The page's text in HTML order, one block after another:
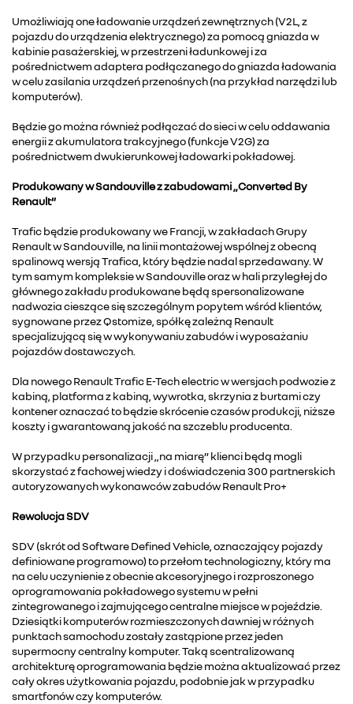
Umożliwiają one ładowanie urządzeń zewnętrznych (V2L, z
pojazdu do urządzenia elektrycznego) za pomocą gniazda w
kabinie pasażerskiej, w przestrzeni ładunkowej i za
pośrednictwem adaptera podłączanego do gniazda ładowania
w celu zasilania urządzeń przenośnych (na przykład narzędzi lub
komputerów).
Będzie go można również podłączać do sieci w celu oddawania
energii z akumulatora trakcyjnego (funkcje V2G) za
pośrednictwem dwukierunkowej ładowarki pokładowej.
Produkowany w Sandouville z zabudowami „Converted By
Renault”
Trafic będzie produkowany we Francji, w zakładach Grupy
Renault w Sandouville, na linii montażowej wspólnej z obecną
spalinową wersją Trafica, który będzie nadal sprzedawany. W
tym samym kompleksie w Sandouville oraz w hali przyległej do
głównego zakładu produkowane będą spersonalizowane
nadwozia cieszące się szczególnym popytem wśród klientów,
sygnowane przez Qstomize, spółkę zależną Renault
specjalizującą się w wykonywaniu zabudów i wyposażaniu
pojazdów dostawczych.
Dla nowego Renault Trafic E-Tech electric w wersjach podwozie z
kabiną, platforma z kabiną, wywrotka, skrzynia z burtami czy
kontener oznaczać to będzie skrócenie czasów produkcji, niższe
koszty i gwarantowaną jakość na szczeblu producenta.
W przypadku personalizacji „na miarę” klienci będą mogli
skorzystać z fachowej wiedzy i doświadczenia 300 partnerskich
autoryzowanych wykonawców zabudów Renault Pro+
Rewolucja SDV
SDV (skrót od Software Defined Vehicle, oznaczający pojazdy
definiowane programowo) to przełom technologiczny, który ma
na celu uczynienie z obecnie akcesoryjnego i rozproszonego
oprogramowania pokładowego systemu w pełni
zintegrowanego i zajmującego centralne miejsce w pojeździe.
Dziesiątki komputerów rozmieszczonych dawniej w różnych
punktach samochodu zostały zastąpione przez jeden
supermocny centralny komputer. Taką scentralizowaną
architekturę oprogramowania będzie można aktualizować przez
cały okres użytkowania pojazdu, podobnie jak w przypadku
smartfonów czy komputerów.